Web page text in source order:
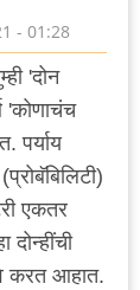
- 01:28
'दोन
'कोणाचंच
पर्याय
एकतर
दोन्हींची
करत आहात.